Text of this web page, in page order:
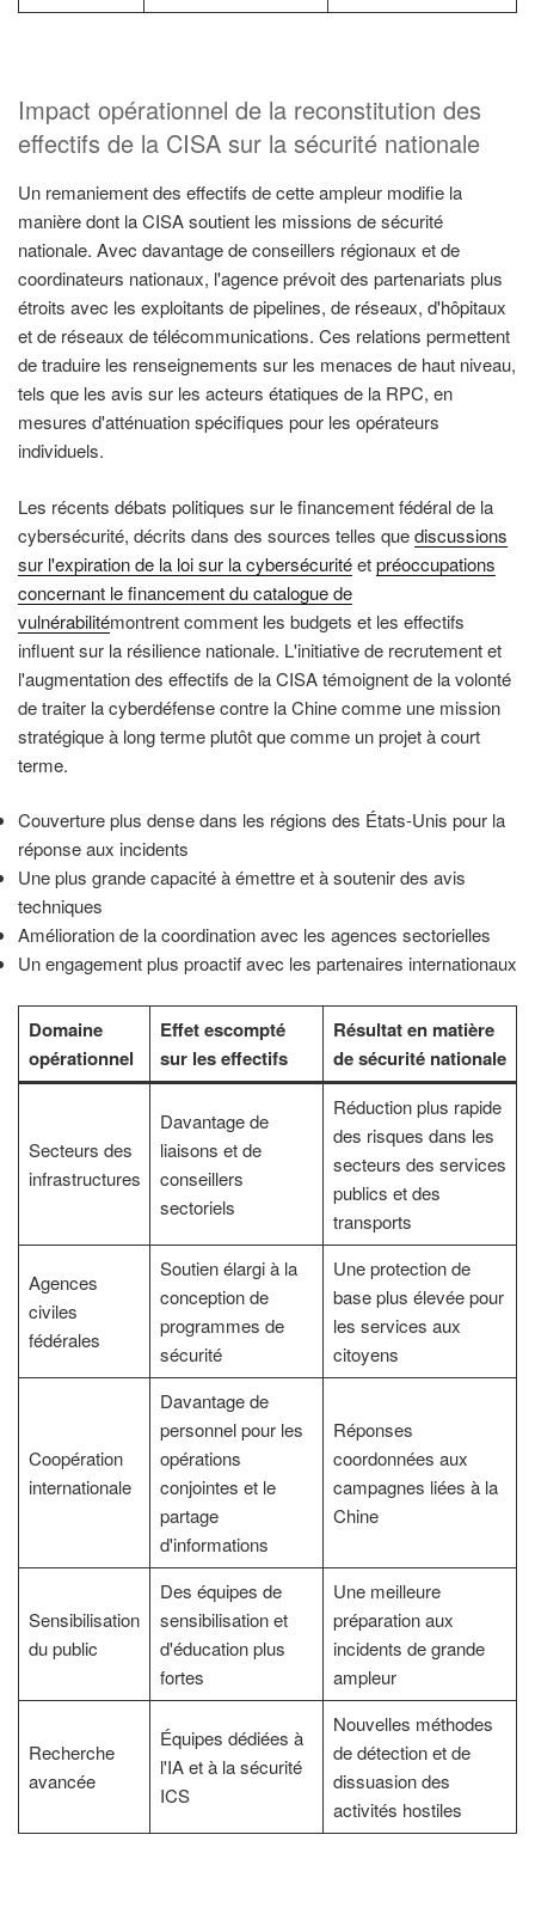
Impact opérationnel de la reconstitution des
effectifs de la CISA sur la sécurité nationale
Un remaniement des effectifs de cette ampleur modifie la
manière dont la CISA soutient les missions de sécurité
nationale. Avec davantage de conseillers régionaux et de
coordinateurs nationaux, l'agence prévoit des partenariats plus
étroits avec les exploitants de pipelines, de réseaux, d'hôpitaux
et de réseaux de télécommunications. Ces relations permettent
de traduire les renseignements sur les menaces de haut niveau,
tels que les avis sur les acteurs étatiques de la RPC, en
mesures d'atténuation spécifiques pour les opérateurs
individuels.
Les récents débats politiques sur le financement fédéral de la
cybersécurité, décrits dans des sources telles quediscussions
sur l'expiration de la loi sur la cybersécuritéetpréoccupations
concernant le financement du catalogue de
vulnérabilitémontrent comment les budgets et les effectifs
influent sur la résilience nationale. L'initiative de recrutement et
l'augmentation des effectifs de la CISA témoignent de la volonté
de traiter la cyberdéfense contre la Chine comme une mission
stratégique à long terme plutôt que comme un projet à court
terme.
Couverture plus dense dans les régions des États-Unis pour la
réponse aux incidents
Une plus grande capacité à émettre et à soutenir des avis
techniques
Amélioration de la coordination avec les agences sectorielles
Un engagement plus proactif avec les partenaires internationaux
Domaine
opérationnel
Effet escompté
sur les effectifs
Résultat en matière
de sécurité nationale
Secteurs des
infrastructures
Davantage de
liaisons et de
conseillers
sectoriels
Réduction plus rapide
des risques dans les
secteurs des services
publics et des
transports
Agences
civiles
fédérales
Soutien élargi à la
conception de
programmes de
sécurité
Une protection de
base plus élevée pour
les services aux
citoyens
Coopération
internationale
Davantage de
personnel pour les
opérations
conjointes et le
partage
d'informations
Réponses
coordonnées aux
campagnes liées à la
Chine
Sensibilisation
du public
Des équipes de
sensibilisation et
d'éducation plus
fortes
Une meilleure
préparation aux
incidents de grande
ampleur
Recherche
avancée
Équipes dédiées à
l'IA et à la sécurité
ICS
Nouvelles méthodes
de détection et de
dissuasion des
activités hostiles